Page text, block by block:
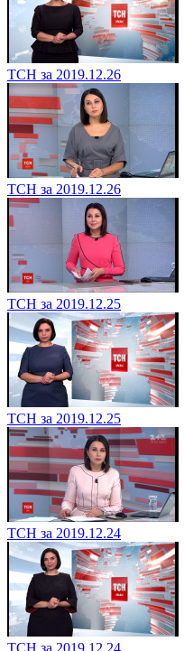
ТСН за 2019.12.26
ТСН за 2019.12.26
ТСН за 2019.12.25
ТСН за 2019.12.25
ТСН за 2019.12.24
ТСН за 2019.12.24